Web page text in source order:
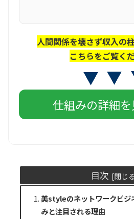
人間関係を壊さず収入の
こちらをご覧く
仕組みの詳細
目次
美styleのネットワークビジ
みと注目される理由